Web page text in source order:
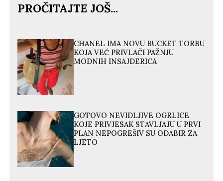
PROČITAJTE JOŠ...
CHANEL IMA NOVU BUCKET TORBU
KOJA VEĆ PRIVLAČI PAŽNJU
MODNIH INSAJDERICA
GOTOVO NEVIDLJIVE OGRLICE
KOJE PRIVJESAK STAVLJAJU U PRVI
PLAN NEPOGREŠIV SU ODABIR ZA
LJETO